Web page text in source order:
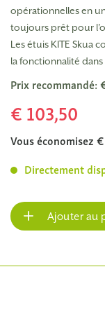
opérationnelles en
toujours prêt pour
Les étuis KITE Skua
la fonctionnalité
Prix recommandé:
€ 103,50
Vous économisez
Directement
Ajouter au